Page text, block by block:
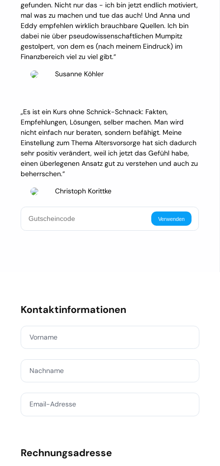
Kontaktinformationen
Vorname
Nachname
Email-Adresse
Rechnungsadresse
gefunden. Nicht nur das - ich bin jetzt endlich motiviert,
mal was zu machen und tue das auch! Und Anna und
Eddy empfehlen wirklich brauchbare Quellen. Ich bin
dabei nie über pseudowissenschaftlichen Mumpitz
gestolpert, von dem es (nach meinem Eindruck) im
Finanzbereich viel zu viel gibt.“
Susanne Köhler
„Es ist ein Kurs ohne Schnick-Schnack: Fakten,
Empfehlungen, Lösungen, selber machen. Man wird
nicht einfach nur beraten, sondern befähigt. Meine
Einstellung zum Thema Altersvorsorge hat sich dadurch
sehr positiv verändert, weil ich jetzt das Gefühl habe,
einen überlegenen Ansatz gut zu verstehen und auch zu
beherrschen.“
Christoph Korittke
Verwenden